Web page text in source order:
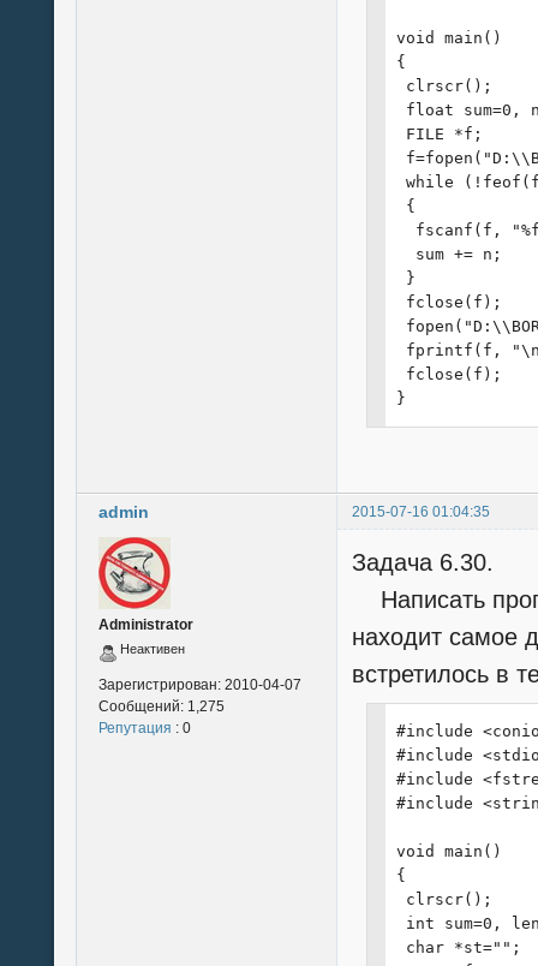
SKadr *temp
temp->Next =
temp->Prior
Kadr->Next =
Kadr->Prior
  Kadr = temp;
}
void
printf("|
Kadr = Start;
}
}
void Find
{
printf("|
Kadr = Start;
for (int i=0;
{
  int yes = 0;
if (yes ==
Kadr = Kadr-
}
void main()
{
clrscr();
float sum=0,
FILE *f;
while
{
fscanf(f,
  sum += n;
}
fclose(f);
fprintf(f,
fclose(f);
}
admin 2015-07-16 01:04:35
Administrator
Неактивен
Зарегистрирован: 2010-04-07
Сообщений: 1,275
Репутация : 0
Задача 6.30.
Написать
находит самое
встретилось в
#include
#include
#include
#include
void main()
{
clrscr();
int sum=0,
char *st="";